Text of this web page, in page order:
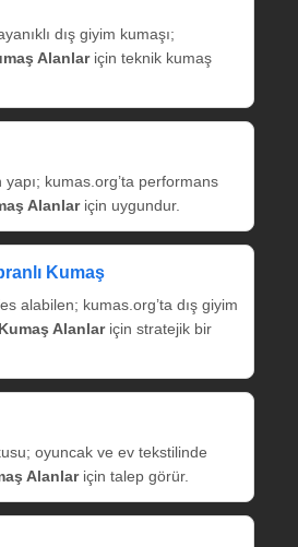
dış giyim kumaşı;
Alanlariçin teknik kumaş
yapı; kumas.org’ta performans
Alanlariçin uygundur.
Kumaş
alabilen; kumas.org’ta dış giyim
Alanlariçin stratejik bir
oyuncak ve ev tekstilinde
Alanlariçin talep görür.